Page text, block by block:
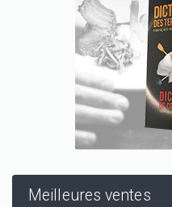
Meilleures ventes